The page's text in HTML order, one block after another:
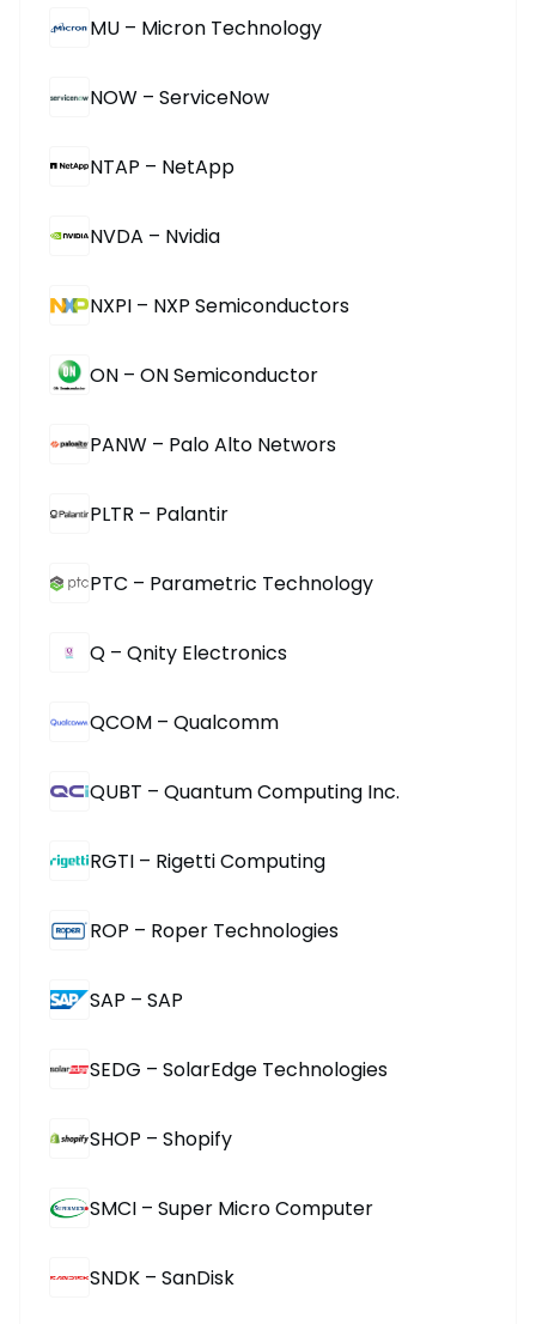
MU – Micron Technology
NOW – ServiceNow
NTAP – NetApp
NVDA – Nvidia
NXPI – NXP Semiconductors
ON – ON Semiconductor
PANW – Palo Alto Networs
PLTR – Palantir
PTC – Parametric Technology
Q – Qnity Electronics
QCOM – Qualcomm
QUBT – Quantum Computing Inc.
RGTI – Rigetti Computing
ROP – Roper Technologies
SAP – SAP
SEDG – SolarEdge Technologies
SHOP – Shopify
SMCI – Super Micro Computer
SNDK – SanDisk